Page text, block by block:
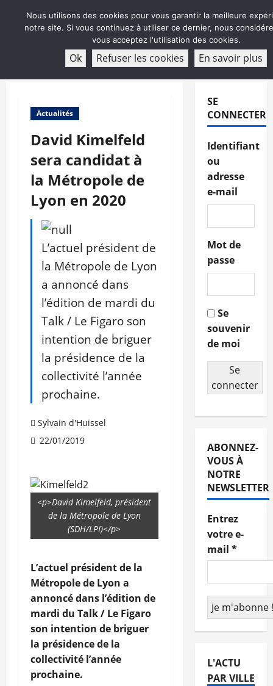
ABONNEMENT
Actualités
David Kimelfeld
sera candidat à
la Métropole de
Lyon en 2020
L’actuel président de
la Métropole de Lyon
a annoncé dans
l’édition de mardi du
Talk / Le Figaro son
intention de briguer
la présidence de la
collectivité l’année
prochaine.
Sylvain d'Huissel
22/01/2019
<p>David Kimelfeld, président
de la Métropole de Lyon
(SDH/LPI)</p>
L’actuel président de la
Métropole de Lyon a
annoncé dans l’édition de
mardi du Talk / Le Figaro
son intention de briguer
la présidence de la
collectivité l’année
prochaine.
SE
CONNECTER
Identifiant
ou
adresse
e-mail
Mot de
passe
Se
souvenir
de moi
Se
connecter
ABONNEZ-
VOUS À
NOTRE
NEWSLETTER
Entrez
votre e-
mail *
L'ACTU
PAR VILLE
Nous utilisons des cookies pour vous garantir la meilleure
notre site. Si vous continuez à utiliser ce dernier, nous
vous acceptez l'utilisation des cookies.
Ok Refuser les cookies En savoir plus